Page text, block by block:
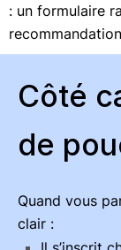
: un formulaire
Côté
de
Quand vous
clair :